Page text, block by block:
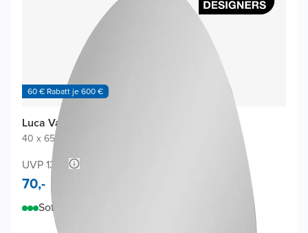
60 € Rabatt je 600 €
Luca Varess Organic Gäste-WC Spiegel
40 x 65 cm
UVP 130,-
70,-
Sofort lieferbar